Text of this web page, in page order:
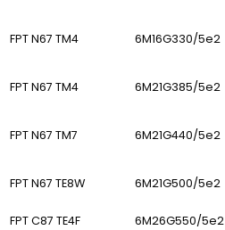
FPT N67 TM4 6M16G330/5e2
FPT N67 TM4 6M21G385/5e2
FPT N67 TM7 6M21G440/5e2
FPT N67 TE8W 6M21G500/5e2
FPT C87 TE4F 6M26G550/5e2